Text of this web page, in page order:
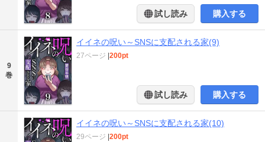
試し読み 購入する
9
巻
イイネの呪い～SNSに支配される家(9)
27ページ 200pt
試し読み 購入する
イイネの呪い～SNSに支配される家(10)
29ページ 200pt